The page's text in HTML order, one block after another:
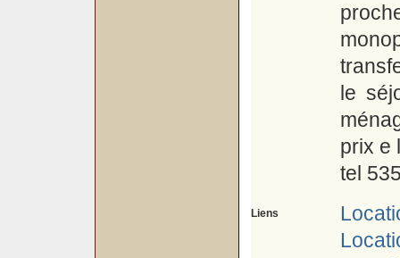
le
prix e
tel
Liens